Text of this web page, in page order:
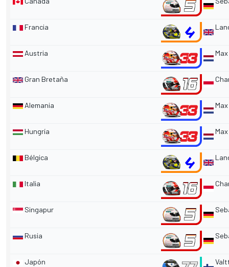
Francia
Austria
Gran Bretaña
Alemania
Hungría
Bélgica
Italia
Singapur
Rusia
Japón